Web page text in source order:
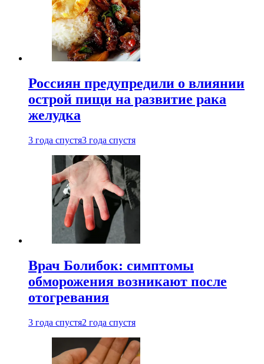
Россиян предупредили о влиянии
острой пищи на развитие рака
желудка
3 года спустя3 года спустя
Врач Болибок: симптомы
обморожения возникают после
отогревания
3 года спустя2 года спустя